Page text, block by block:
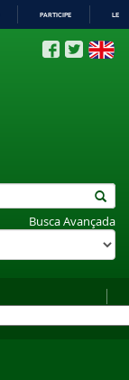
PARTICIPE
Busca Avançada